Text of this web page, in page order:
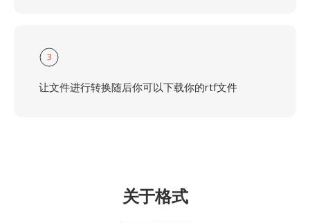
3
让文件进行转换随后你可以下载你的rtf文件
关于格式